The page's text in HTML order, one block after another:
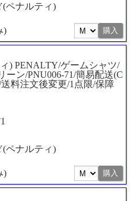
ペナルティ)
)
) PENALTY/ゲームシャツ/
ーン/PNU006-71/簡易配送(C
料注文後変更/1点限/保障
ペナルティ)
)